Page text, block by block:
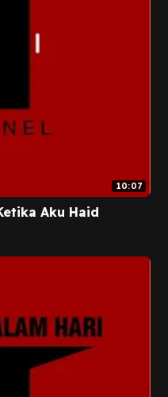
10:07
Aku Haid